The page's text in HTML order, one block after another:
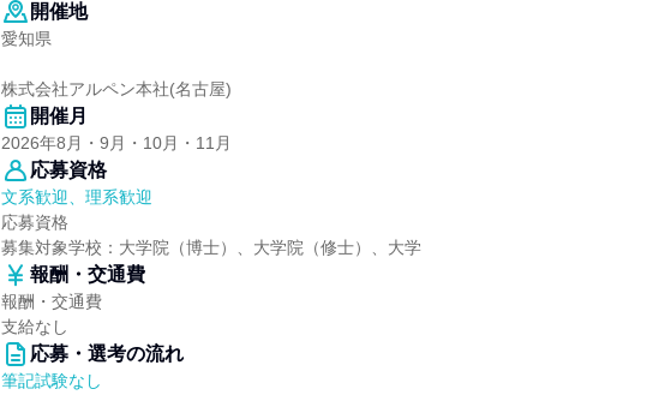
開催地
愛知県
株式会社アルペン本社(名古屋)
開催月
2026年8月・9月・10月・11月
応募資格
文系歓迎、理系歓迎
応募資格
募集対象学校：大学院（博士）、大学院（修士）、大学
報酬・交通費
報酬・交通費
支給なし
応募・選考の流れ
筆記試験なし